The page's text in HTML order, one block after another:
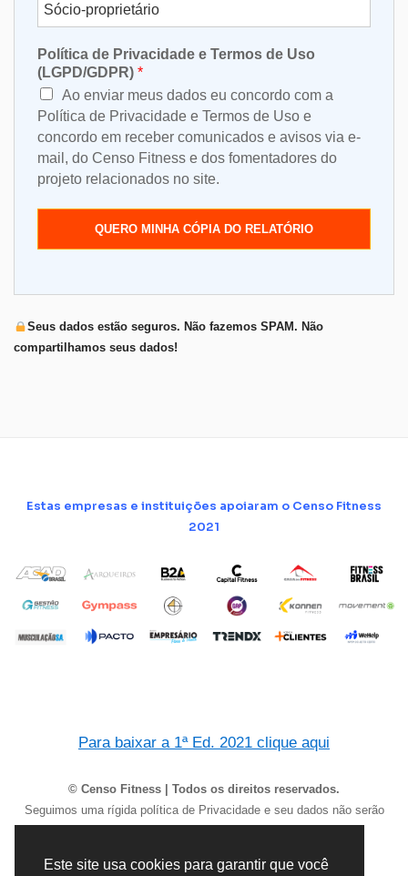
Política de Privacidade e Termos de Uso
(LGPD/GDPR) *
Ao enviar meus dados eu concordo com a
Política de Privacidade e Termos de Uso e
concordo em receber comunicados e avisos via e-
mail, do Censo Fitness e dos fomentadores do
projeto relacionados no site.
QUERO MINHA CÓPIA DO RELATÓRIO
Seus dados estão seguros. Não fazemos SPAM. Não
compartilhamos seus dados!
Estas empresas e instituições apoiaram o Censo Fitness
2021
Para baixar a 1ª Ed. 2021 clique aqui
© Censo Fitness | Todos os direitos reservados.
Seguimos uma rígida política de Privacidade e seu dados não serão
Este site usa cookies para garantir que você